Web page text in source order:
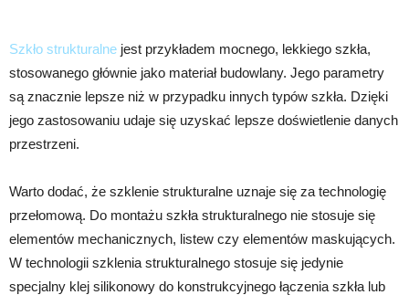
Szkło strukturalne jest przykładem mocnego, lekkiego szkła,
stosowanego głównie jako materiał budowlany. Jego parametry
są znacznie lepsze niż w przypadku innych typów szkła. Dzięki
jego zastosowaniu udaje się uzyskać lepsze doświetlenie danych
przestrzeni.
Warto dodać, że szklenie strukturalne uznaje się za technologię
przełomową. Do montażu szkła strukturalnego nie stosuje się
elementów mechanicznych, listew czy elementów maskujących.
W technologii szklenia strukturalnego stosuje się jedynie
specjalny klej silikonowy do konstrukcyjnego łączenia szkła lub